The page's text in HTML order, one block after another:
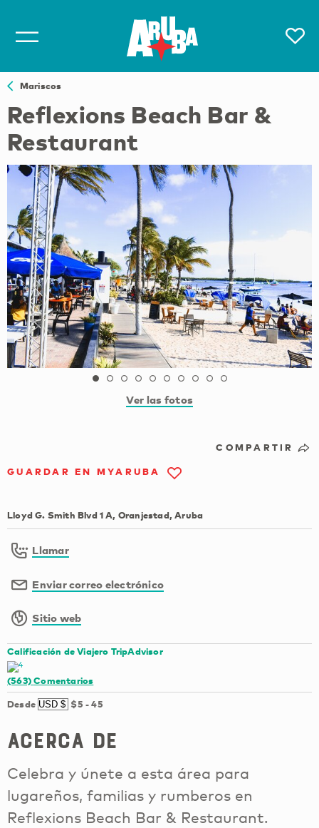
Mariscos
Reflexions Beach Bar &
Restaurant
Ver las fotos
COMPARTIR
GUARDAR EN MYARUBA
Lloyd G. Smith Blvd 1 A, Oranjestad, Aruba
Llamar
Enviar correo electrónico
Sitio web
Calificación de Viajero TripAdvisor
(563)Comentarios
Desde $5 -45
Acerca de
Celebra y únete a esta área para
lugareños, familias y rumberos en
Reflexions Beach Bar & Restaurant.